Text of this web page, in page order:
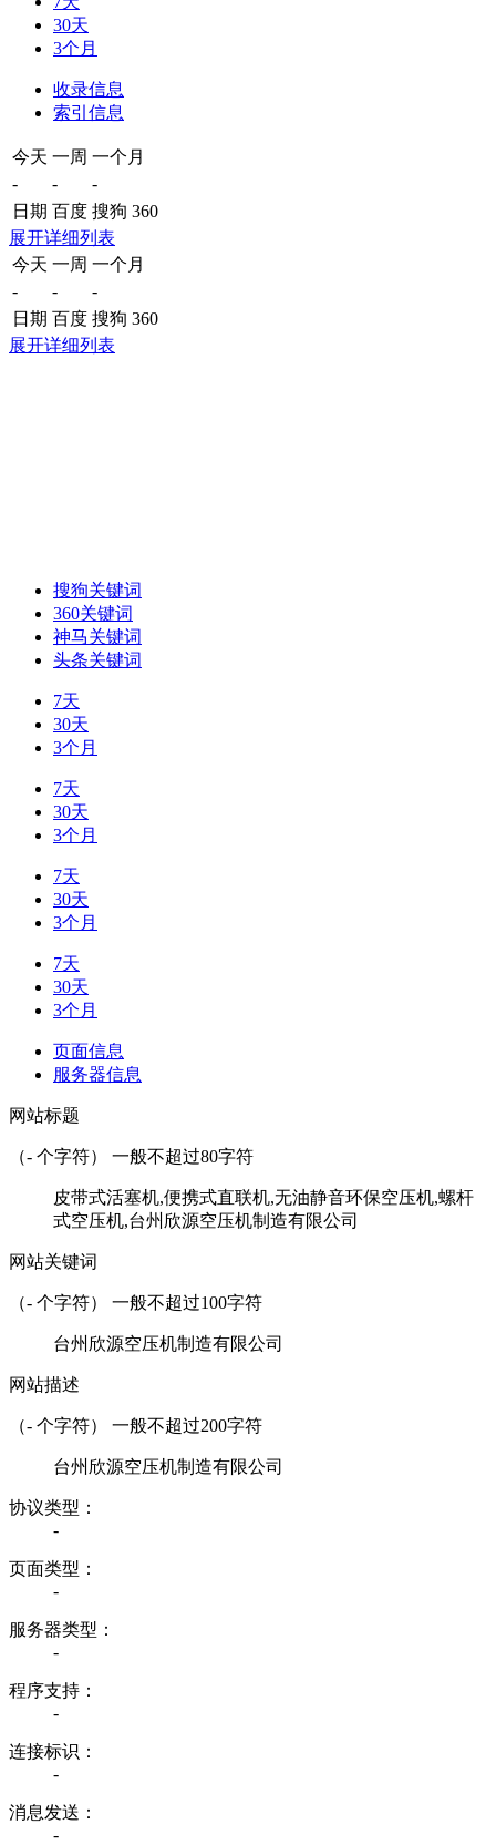
30天
3个月
收录信息
索引信息
今天 一周 一个月
-
-
-
日期 百度 搜狗 360
展开详细列表
今天 一周 一个月
-
-
-
日期 百度 搜狗 360
展开详细列表
搜狗关键词
360关键词
神马关键词
头条关键词
7天
30天
3个月
7天
30天
3个月
7天
30天
3个月
7天
30天
3个月
页面信息
服务器信息
网站标题
（- 个字符） 一般不超过80字符
皮带式活塞机,便携式直联机,无油静音环保空压机,螺杆
式空压机,台州欣源空压机制造有限公司
网站关键词
（- 个字符） 一般不超过100字符
台州欣源空压机制造有限公司
网站描述
（- 个字符） 一般不超过200字符
台州欣源空压机制造有限公司
协议类型：
-
页面类型：
-
服务器类型：
-
程序支持：
-
连接标识：
-
消息发送：
-